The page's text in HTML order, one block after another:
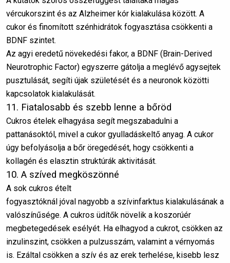
vércukorszint és az Alzheimer kór kialakulása között. A
cukor és finomított szénhidrátok fogyasztása csökkenti a
BDNF szintet.
Az agyi eredetű növekedési fakor, a BDNF (Brain-Derived
Neurotrophic Factor) egyszerre gátolja a meglévő agysejtek
pusztulását, segíti újak születését és a neuronok közötti
kapcsolatok kialakulását.
11. Fiatalosabb és szebb lenne a bőröd
Cukros ételek elhagyása segít megszabadulni a
pattanásoktól, mivel a cukor gyulladáskeltő anyag. A cukor
úgy befolyásolja a bőr öregedését, hogy csökkenti a
kollagén és elasztin struktúrák aktivitását.
10. A szíved megköszönné
A sok cukros ételt
fogyasztóknál jóval nagyobb a szívinfarktus kialakulásának a
valószínűsége. A cukros üdítők növelik a koszorúér
megbetegedések esélyét. Ha elhagyod a cukrot, csökken az
inzulinszint, csökken a pulzusszám, valamint a vérnyomás
is. Ezáltal csökken a szív és az erek terhelése, kisebb lesz